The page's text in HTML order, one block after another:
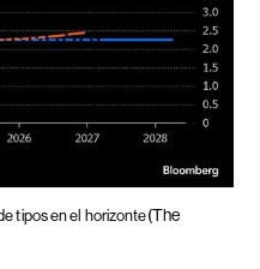
tipos en el horizonte(The